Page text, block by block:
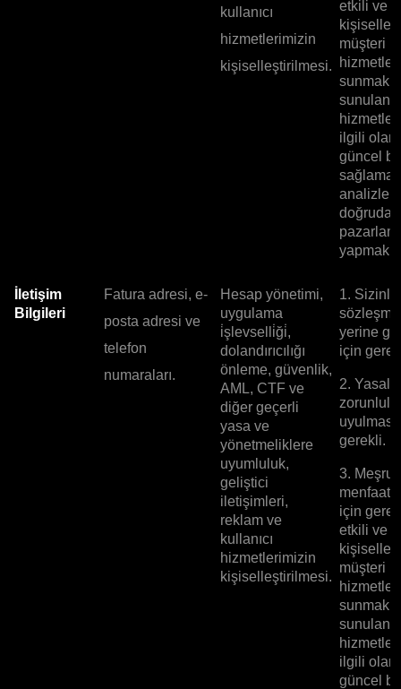
kullanıcı
hizmetlerimizin
kişiselleştirilmesi.
etkili ve
müşteri
hizmetleri
sunmak
sunulan
ilgili
güncel
analizleri
doğrudan
yapmak
İletişim
Bilgileri
Fatura adresi, e-
posta adresi ve
telefon
numaraları.
Hesap yönetimi,
uygulama
i̇şlevselli̇ği̇,
dolandırıcılığı
önleme, güvenlik,
AML, CTF ve
diğer geçerli
yasa ve
yönetmeliklere
uyumluluk,
geliştici
iletişimleri,
reklam ve
kullanıcı
hizmetlerimizin
kişiselleştirilmesi.
1.
yerine
için
2. Yasal
gerekli.
3. Meşru
için
etkili ve
müşteri
hizmetleri
sunmak
sunulan
ilgili
güncel